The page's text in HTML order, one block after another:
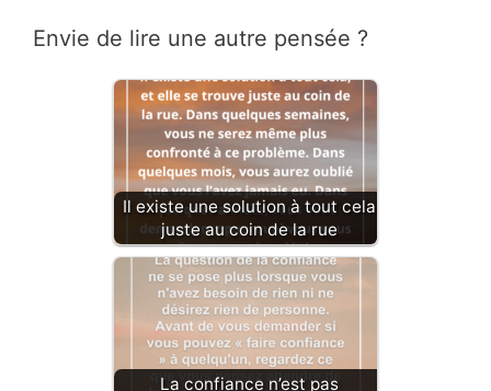
Envie de lire une autre pensée ?
Il existe une solution à tout cela
juste au coin de la rue
La confiance n’est pas